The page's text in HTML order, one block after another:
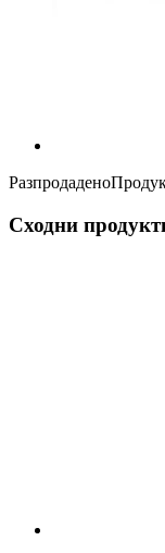
Разпродадено
Сходни